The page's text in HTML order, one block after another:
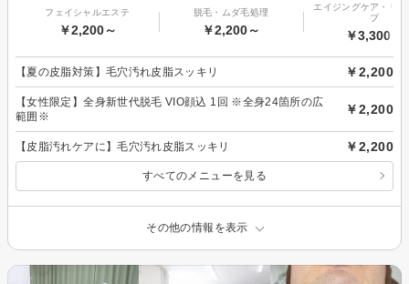
フェイシャルエステ
￥2,200～
脱毛・ムダ毛処理
￥2,200～
エイジングケア・リ
プ
￥3,300～
【夏の皮脂対策】毛穴汚れ皮脂スッキリ ￥2,200
【女性限定】全身新世代脱毛 VIO顔込 1回 ※全身24箇所の広
範囲※
￥2,200
【皮脂汚れケアに】毛穴汚れ皮脂スッキリ ￥2,200
すべてのメニューを見る
その他の情報を表示